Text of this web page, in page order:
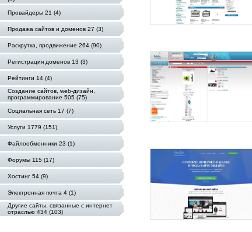
Провайдеры 21 (4)
Продажа сайтов и доменов 27 (3)
Раскрутка, продвижение 264 (90)
Регистрация доменов 13 (3)
Рейтинги 14 (4)
Создание сайтов, web-дизайн,
программирование 505 (75)
Социальная сеть 17 (7)
Услуги 1779 (151)
Файлообменники 23 (1)
Форумы 115 (17)
Хостинг 54 (9)
Электронная почта 4 (1)
Другие сайты, связанные с интернет
отраслью 434 (103)